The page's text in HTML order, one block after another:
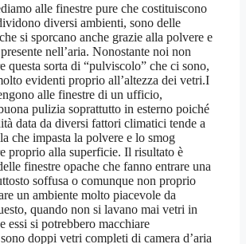
alle finestre pure che costituiscono
diversi ambienti, sono delle
si sporcano anche grazie alla polvere e
nell’aria. Nonostante noi non
questa sorta di “pulviscolo” che ci sono,
evidenti proprio all’altezza dei vetri.I
alle finestre di un ufficio,
pulizia soprattutto in esterno poiché
data da diversi fattori climatici tende a
che impasta la polvere e lo smog
proprio alla superficie. Il risultato è
finestre opache che fanno entrare una
soffusa o comunque non proprio
un ambiente molto piacevole da
quando non si lavano mai vetri in
essi si potrebbero macchiare
doppi vetri completi di camera d’aria